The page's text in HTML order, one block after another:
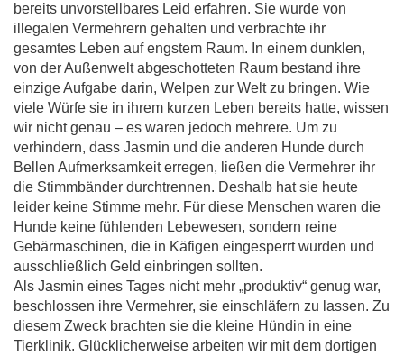
bereits unvorstellbares Leid erfahren. Sie wurde von
illegalen Vermehrern gehalten und verbrachte ihr
gesamtes Leben auf engstem Raum. In einem dunklen,
von der Außenwelt abgeschotteten Raum bestand ihre
einzige Aufgabe darin, Welpen zur Welt zu bringen. Wie
viele Würfe sie in ihrem kurzen Leben bereits hatte, wissen
wir nicht genau – es waren jedoch mehrere. Um zu
verhindern, dass Jasmin und die anderen Hunde durch
Bellen Aufmerksamkeit erregen, ließen die Vermehrer ihr
die Stimmbänder durchtrennen. Deshalb hat sie heute
leider keine Stimme mehr. Für diese Menschen waren die
Hunde keine fühlenden Lebewesen, sondern reine
Gebärmaschinen, die in Käfigen eingesperrt wurden und
ausschließlich Geld einbringen sollten.
Als Jasmin eines Tages nicht mehr „produktiv“ genug war,
beschlossen ihre Vermehrer, sie einschläfern zu lassen. Zu
diesem Zweck brachten sie die kleine Hündin in eine
Tierklinik. Glücklicherweise arbeiten wir mit dem dortigen